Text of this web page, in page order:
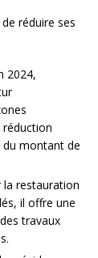
réduire ses
2024,
réduction
du montant de
la restauration
il offre une
travaux